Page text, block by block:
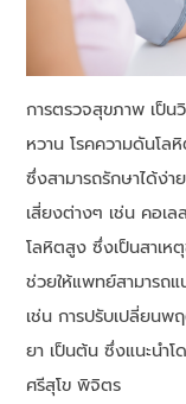
การตรวจสุขภาพ เป็น
หวาน โรคความดันโล
ซึ่งสามารถรักษาได้ง่า
เสี่ยงต่างๆ เช่น คอเ
โลหิตสูง ซึ่งเป็นสาเ
ช่วยให้แพทย์สามารถ
เช่น การปรับเปลี่ยนพ
ยา เป็นต้น ซึ่งแนะนำ
ศรีสุโข พิจิตร